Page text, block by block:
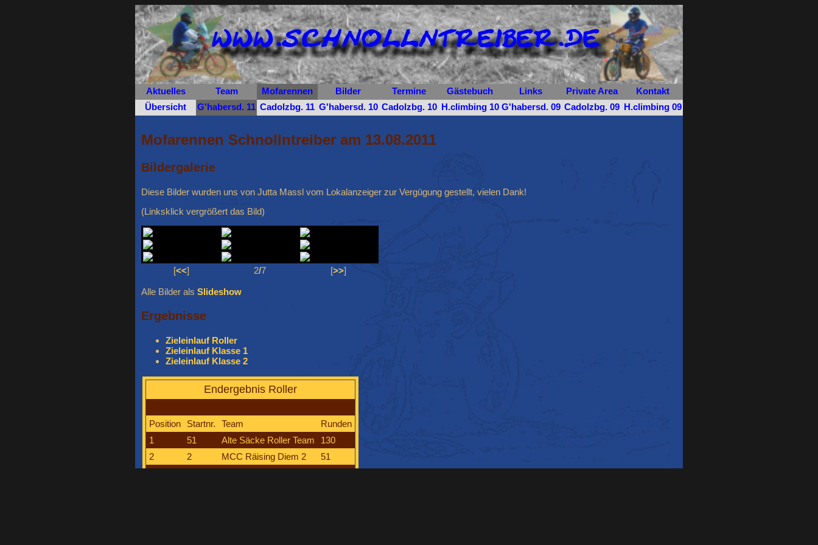
Aktuelles Team
Mofarennen
Übersicht
G'habersd. 11 Cadolzbg. 11 G'habersd. 10 Cadolzbg. 10 H.climbing 10 G'habersd. 09 Cadolzbg. 09 H.climbing 09
Bilder Termine Gästebuch Links Private Area Kontakt
Mofarennen Schnollntreiber am 13.08.2011
Bildergalerie
Diese Bilder wurden uns von Jutta Massl vom Lokalanzeiger zur Vergügung gestellt, vielen Dank!
(Linksklick vergrößert das Bild)
[<<] 2/7 [>>]
Alle Bilder als Slideshow
Ergebnisse
Zieleinlauf Roller
Zieleinlauf Klasse 1
Zieleinlauf Klasse 2
Endergebnis Roller
Position Startnr. Team
Runden
1
51 Alte Säcke Roller Team
130
2
2 MCC Räising Diem 2
51